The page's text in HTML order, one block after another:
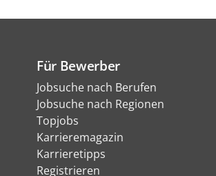
Für Bewerber
Jobsuche nach Berufen
Jobsuche nach Regionen
Topjobs
Karrieremagazin
Karrieretipps
Registrieren